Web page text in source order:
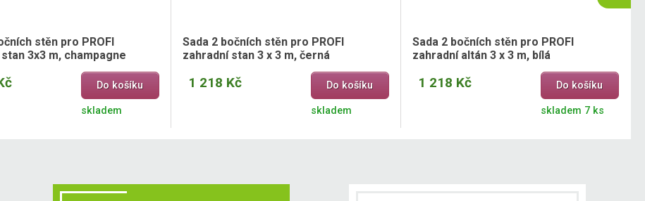
stěn pro PROFI
3x3 m, champagne
Do košíku
skladem
Sada 2 bočních stěn pro PROFI
zahradní stan 3 x 3 m, černá
1 218 Kč Do košíku
skladem
Sada 2 bočních stěn pro PROFI
zahradní altán 3 x 3 m, bílá
1 218 Kč Do košíku
skladem 7 ks